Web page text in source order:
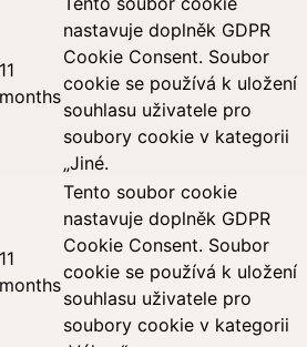
11
months
nastavuje doplněk GDPR
Cookie Consent. Soubor
cookie se používá k uložení
souhlasu uživatele pro
soubory cookie v kategorii
„Jiné.
11
months
Tento soubor cookie
nastavuje doplněk GDPR
Cookie Consent. Soubor
cookie se používá k uložení
souhlasu uživatele pro
soubory cookie v kategorii